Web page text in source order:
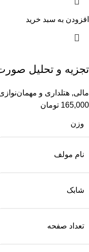
افزودن به سبد خرید
تجزیه و تحلیل
مالی, هتلداری و
165,000 تومان
وزن
نام مولف
شابک
تعداد صفحه